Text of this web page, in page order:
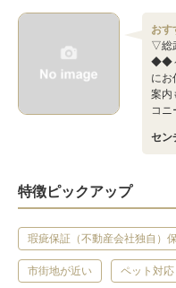
おす
▽総
◆◆
にお
案内
コニ
セン
特徴ピックアップ
瑕疵保証（不動産会社独自）
市街地が近い ペット対応